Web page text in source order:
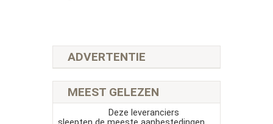
ADVERTENTIE
MEEST GELEZEN
Deze leveranciers